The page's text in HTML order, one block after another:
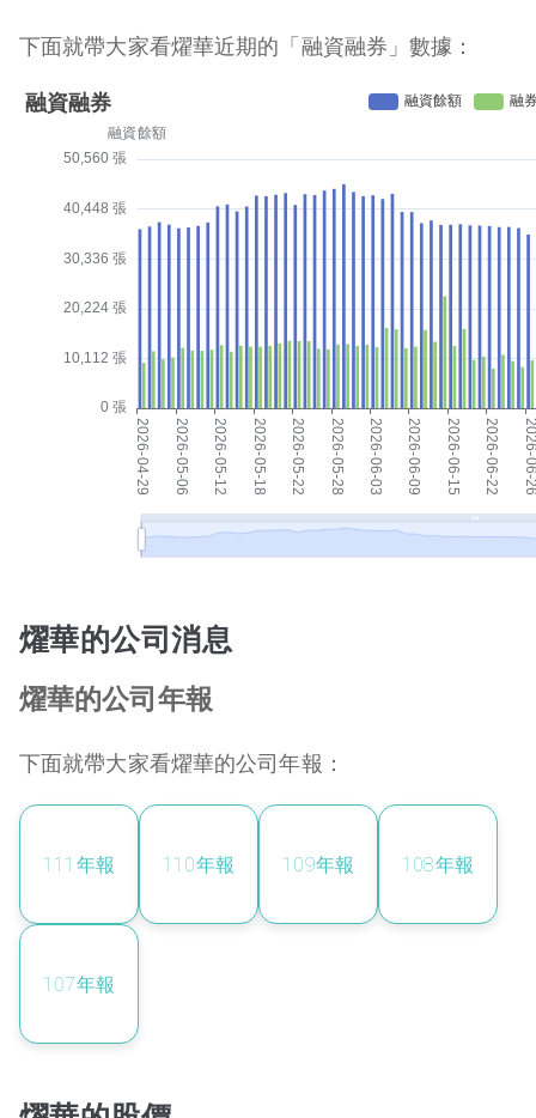
下面就帶大家看燿華近期的「融資融券」數據：
燿華的公司消息
燿華的公司年報
下面就帶大家看燿華的公司年報：
111 年報 110年報 109年報 108年報
107年報